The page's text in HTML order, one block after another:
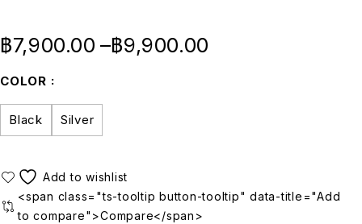
฿7,900.00 –฿9,900.00
COLOR
Black Silver
<span class="ts-tooltip button-tooltip" data-title="Add
to compare">Compare</span>